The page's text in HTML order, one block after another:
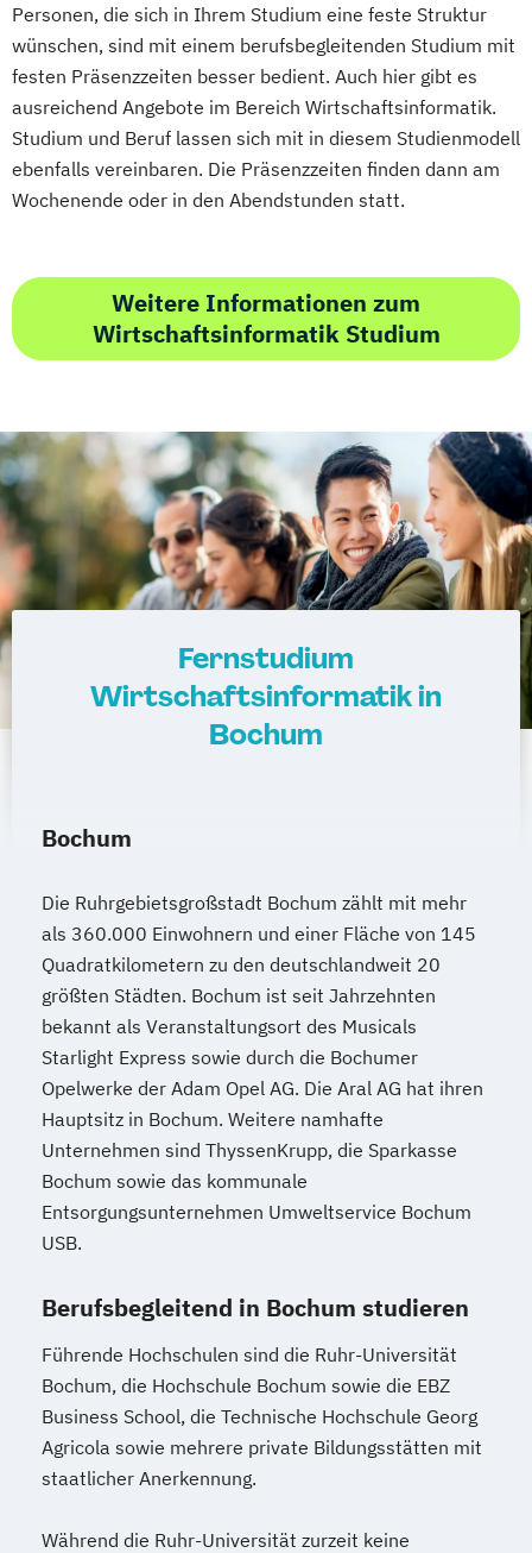
Energien
Wirtschaftsingenieurwesen Maschinenbau
Wirtschaftsingenieurwesen für Ingenieure
Wirtschaftsingenieurwesen für
Wirtschaftswissenschaftler
Wirtschaftsingenieurwesen – Digitale
Produktion
Fahrzeugtechnik
Wirtschafts­ingenieur­wesen Informatik
Wirtschafts­ingenieur­wesen
Intelligenz
Wirtschafts­ingenieur­wesen Lebensmittel
Wirtschafts­ingenieur­wesen Logistik
Wirtschafts­ingenieur­wesen Mechatronik
Wirtschafts­ingenieur­wesen Medizintechnik
Wirtschafts­ingenieur­wesen
Verfahrenstechnik
Zukunftsmanagement
im Master Rechtswissenschaft
im Master Wirtschaftswissenschaft
im Studiengang Rechtswissenschaft (Erste
juristische Prüfung)
Personen, die sich in Ihrem Studium eine feste Struktur
wünschen, sind mit einem berufsbegleitenden Studium mit
festen Präsenzzeiten besser bedient. Auch hier gibt es
ausreichend Angebote im Bereich Wirtschaftsinformatik.
Studium und Beruf lassen sich mit in diesem Studienmodell
ebenfalls vereinbaren. Die Präsenzzeiten finden dann am
Wochenende oder in den Abendstunden statt.
Weitere Informationen zum
Wirtschaftsinformatik Studium
Fernstudium
Wirtschaftsinformatik in
Bochum
Bochum
Die Ruhrgebietsgroßstadt Bochum zählt mit mehr
als 360.000 Einwohnern und einer Fläche von 145
Quadratkilometern zu den deutschlandweit 20
größten Städten. Bochum ist seit Jahrzehnten
bekannt als Veranstaltungsort des Musicals
Starlight Express sowie durch die Bochumer
Opelwerke der Adam Opel AG. Die Aral AG hat ihren
Hauptsitz in Bochum. Weitere namhafte
Unternehmen sind ThyssenKrupp, die Sparkasse
Bochum sowie das kommunale
Entsorgungsunternehmen Umweltservice Bochum
USB.
Berufsbegleitend in Bochum studieren
Führende Hochschulen sind die Ruhr-Universität
Bochum, die Hochschule Bochum sowie die EBZ
Business School, die Technische Hochschule Georg
Agricola sowie mehrere private Bildungsstätten mit
staatlicher Anerkennung.
Während die Ruhr-Universität zurzeit keine